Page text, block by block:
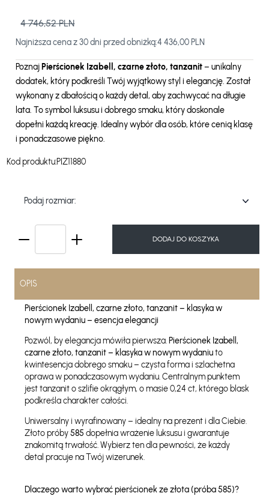
4 746,52 PLN
Najniższa cena z 30 dni przed obniżką:4 436,00 PLN
Poznaj Pierścionek Izabell, czarne złoto, tanzanit– unikalny
dodatek, który podkreśli Twój wyjątkowy styl i elegancję. Został
wykonany z dbałością o każdy detal, aby zachwycać na długie
lata. To symbol luksusu i dobrego smaku, który doskonale
dopełni każdą kreację. Idealny wybór dla osób, które cenią klasę
i ponadczasowe piękno.
Kod produktu:PIZ11880
Podaj rozmiar:
DODAJ DO KOSZYKA
OPIS
Pierścionek Izabell, czarne złoto, tanzanit – klasyka w
nowym wydaniu – esencja elegancji
Pozwól, by elegancja mówiła pierwsza. Pierścionek Izabell,
czarne złoto, tanzanit – klasyka w nowym wydaniuto
kwintesencja dobrego smaku – czysta forma i szlachetna
oprawa w ponadczasowym wydaniu. Centralnym punktem
jest tanzanit o szlifie okrągłym, o masie 0,24 ct, którego blask
podkreśla charakter całości.
Uniwersalny i wyrafinowany – idealny na prezent i dla Ciebie.
Złoto próby585 dopełnia wrażenie luksusu i gwarantuje
znakomitą trwałość. Wybierz ten dla pewności, że każdy
detal pracuje na Twój wizerunek.
Dlaczego warto wybrać pierścionek ze złota (próba 585)?